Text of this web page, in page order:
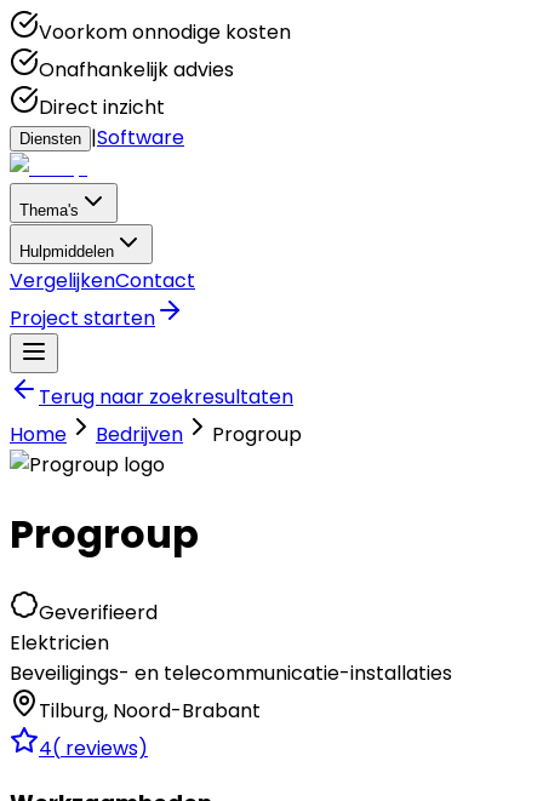
Voorkom onnodige kosten
Onafhankelijk advies
Direct inzicht
Diensten |Software
Thema's
Hulpmiddelen
VergelijkenContact
Project starten
Terug naar zoekresultaten
Home
Bedrijven Progroup
Progroup
Geverifieerd
Elektricien
Beveiligings- en telecommunicatie-installaties
Tilburg, Noord-Brabant
4( reviews)